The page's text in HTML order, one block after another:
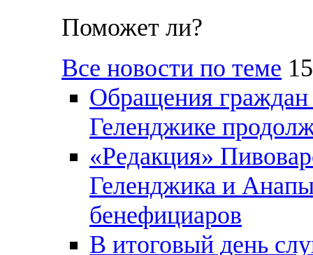
Поможет ли?
Все новости по теме
Обращения граждан
Геленджике
«Редакция»
Геленджика и
бенефициаров
В итоговый день